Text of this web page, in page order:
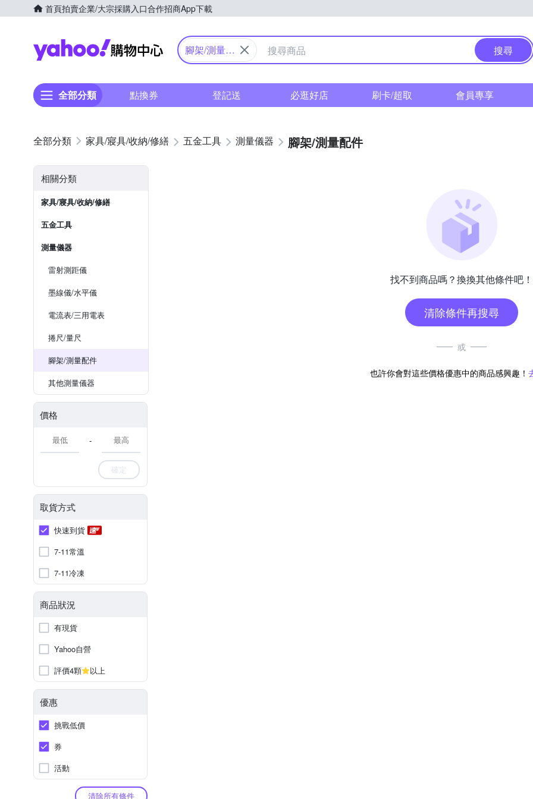
首頁拍賣企業/大宗採購入口合作招商App下載
Yahoo購物中心
腳架/測量配
搜尋
全部分類 點換券 登記送 必逛好店 刷卡/超取 會員專享
家具/寢具/收納/修繕 五金工具 測量儀器 腳架/測量配件
相關分類
家具/寢具/收納/修繕
五金工具
測量儀器
雷射測距儀
墨線儀/水平儀
電流表/三用電表
捲尺/量尺
腳架/測量配件
其他測量儀器
價格
-
確定
取貨方式
快速到貨
7-11常溫
7-11冷凍
商品狀況
有現貨
Yahoo自營
評價4顆
以上
優惠
挑戰低價
券
活動
清除所有條件
找不到商品嗎？換換其他條件吧！
清除條件再搜尋
或
也許你會對這些價格優惠中的商品感興趣！